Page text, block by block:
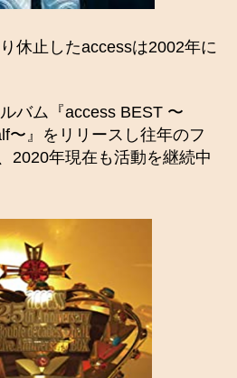
休止したaccessは2002年に
バム『access BEST 〜
〜』をリリースし往年のフ
2020年現在も活動を継続中